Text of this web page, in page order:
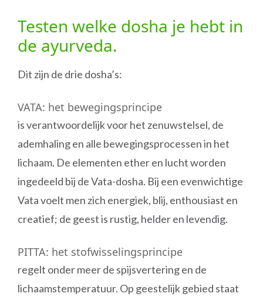
Testen welke dosha je hebt in
de ayurveda.
Dit zijn de drie dosha’s:
VATA: het bewegingsprincipe
is verantwoordelijk voor het zenuwstelsel, de
ademhaling en alle bewegingsprocessen in het
lichaam. De elementen ether en lucht worden
ingedeeld bij de Vata-dosha. Bij een evenwichtige
Vata voelt men zich energiek, blij, enthousiast en
creatief; de geest is rustig, helder en levendig.
PITTA: het stofwisselingsprincipe
regelt onder meer de spijsvertering en de
lichaamstemperatuur. Op geestelijk gebied staat